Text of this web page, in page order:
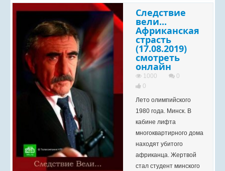
Следствие
вели...
Африканская
страсть
(17.08.2019)
смотреть
онлайн
1000
0
0
Лето олимпийского
1980 года. Минск. В
кабине лифта
многоквартирного дома
находят убитого
африканца. Жертвой
стал студент минского